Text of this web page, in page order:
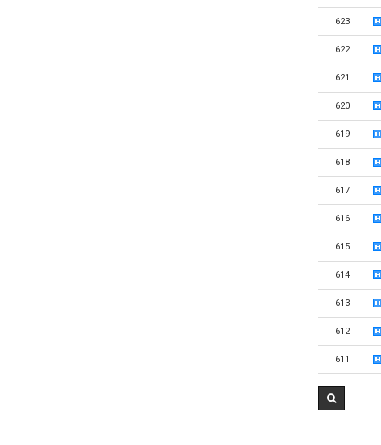
623
622
621
620
619
618
617
616
615
614
613
612
611